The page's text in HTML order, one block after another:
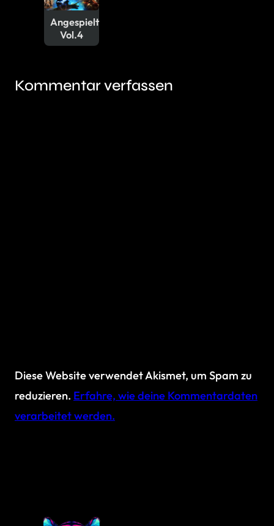
Angespielt
Vol.4
Kommentar verfassen
Diese Website verwendet Akismet, um Spam zu
reduzieren. Erfahre, wie deine Kommentardaten
verarbeitet werden.